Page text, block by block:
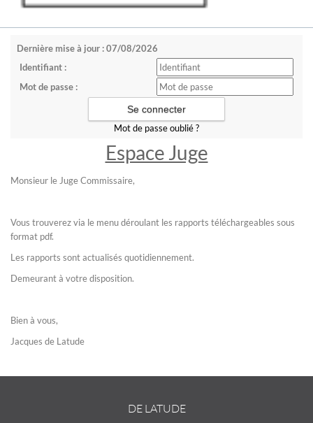
Dernière mise à jour : 07/08/2026
Identifiant :
Mot de passe :
Mot de passe oublié ?
Espace Juge
Monsieur le Juge Commissaire,
Vous trouverez via le menu déroulant les rapports téléchargeables sous
format pdf.
Les rapports sont actualisés quotidiennement.
Demeurant à votre disposition.
Bien à vous,
Jacques de Latude
DE LATUDE